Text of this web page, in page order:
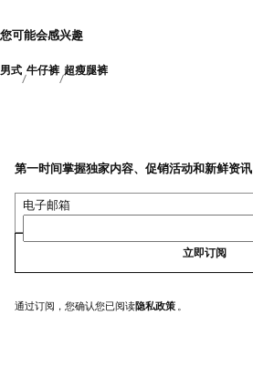
您可能会感兴趣
男式 牛仔裤 超瘦腿裤
第一时间掌握独家内容、促销活动和新鲜资讯
电子邮箱
立即订阅
通过订阅，您确认您已阅读隐私政策 。